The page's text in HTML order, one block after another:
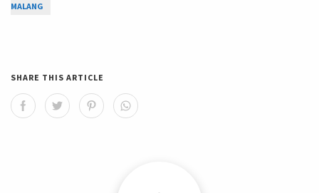
MALANG
SHARE THIS ARTICLE